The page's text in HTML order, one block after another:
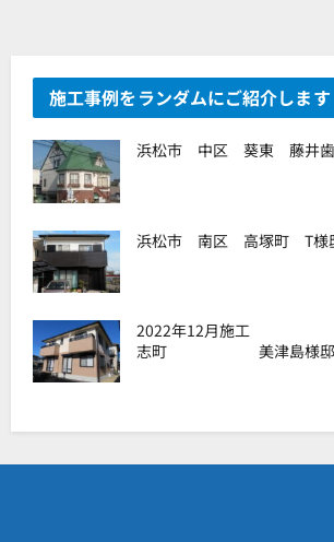
施工事例をランダムにご紹介します
浜松市 中区 葵東 藤井歯
浜松市 南区 高塚町 T様
2022年12月施工
志町 美津島様邸